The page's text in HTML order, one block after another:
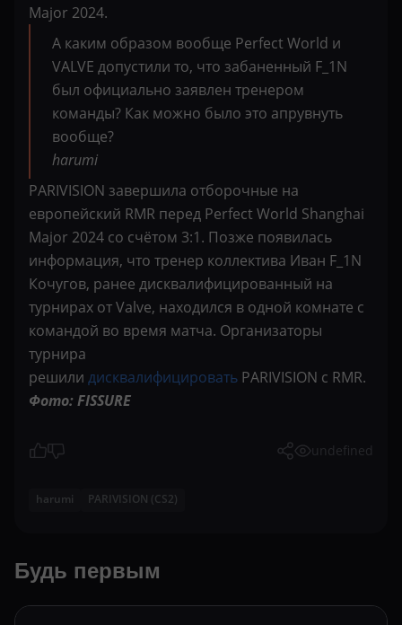
Major 2024.
А каким образом вообще Perfect World и
VALVE допустили то, что забаненный F_1N
был официально заявлен тренером
команды? Как можно было это апрувнуть
вообще?
harumi
PARIVISION завершила отборочные на
европейский RMR перед Perfect World Shanghai
Major 2024 со счётом 3:1. Позже появилась
информация, что тренер коллектива Иван F_1N
Кочугов, ранее дисквалифицированный на
турнирах от Valve, находился в одной комнате с
командой во время матча. Организаторы
турнира
решили дисквалифицировать PARIVISION с RMR.
Фото: FISSURE
undefined
harumi PARIVISION (CS2)
Будь первым